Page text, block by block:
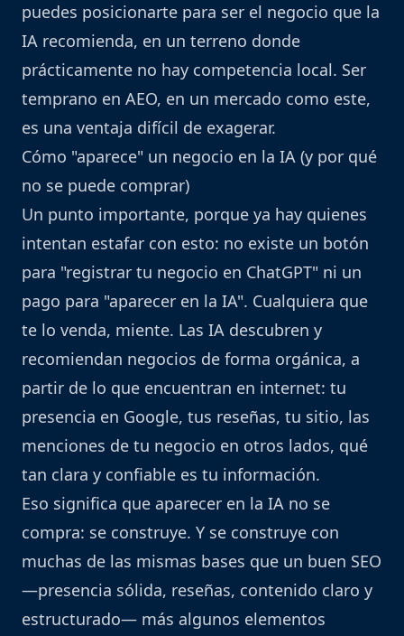
puedes posicionarte para ser el negocio que la
IA recomienda, en un terreno donde
prácticamente no hay competencia local. Ser
temprano en AEO, en un mercado como este,
es una ventaja difícil de exagerar.
Cómo "aparece" un negocio en la IA (y por qué
no se puede comprar)
Un punto importante, porque ya hay quienes
intentan estafar con esto: no existe un botón
para "registrar tu negocio en ChatGPT" ni un
pago para "aparecer en la IA". Cualquiera que
te lo venda, miente. Las IA descubren y
recomiendan negocios de forma orgánica, a
partir de lo que encuentran en internet: tu
presencia en Google, tus reseñas, tu sitio, las
menciones de tu negocio en otros lados, qué
tan clara y confiable es tu información.
Eso significa que aparecer en la IA no se
compra: se construye. Y se construye con
muchas de las mismas bases que un buen SEO
—presencia sólida, reseñas, contenido claro y
estructurado— más algunos elementos